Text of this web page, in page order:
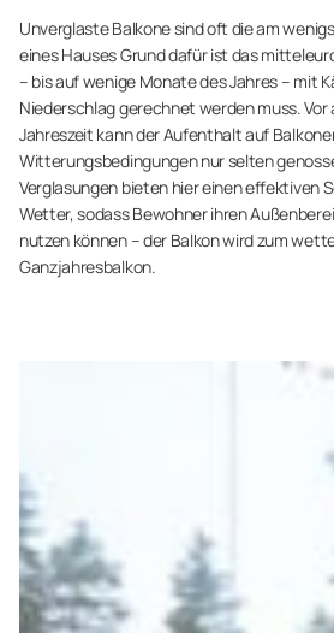
Unverglaste Balkone sind oft die am
eines Hauses Grund dafür ist das
– bis auf wenige Monate des Jahres – mit
Niederschlag gerechnet werden muss.
Jahreszeit kann der Aufenthalt auf
Witterungsbedingungen nur selten
Verglasungen bieten hier einen effektiven
Wetter, sodass Bewohner ihren
nutzen können – der Balkon wird zum
Ganzjahresbalkon.